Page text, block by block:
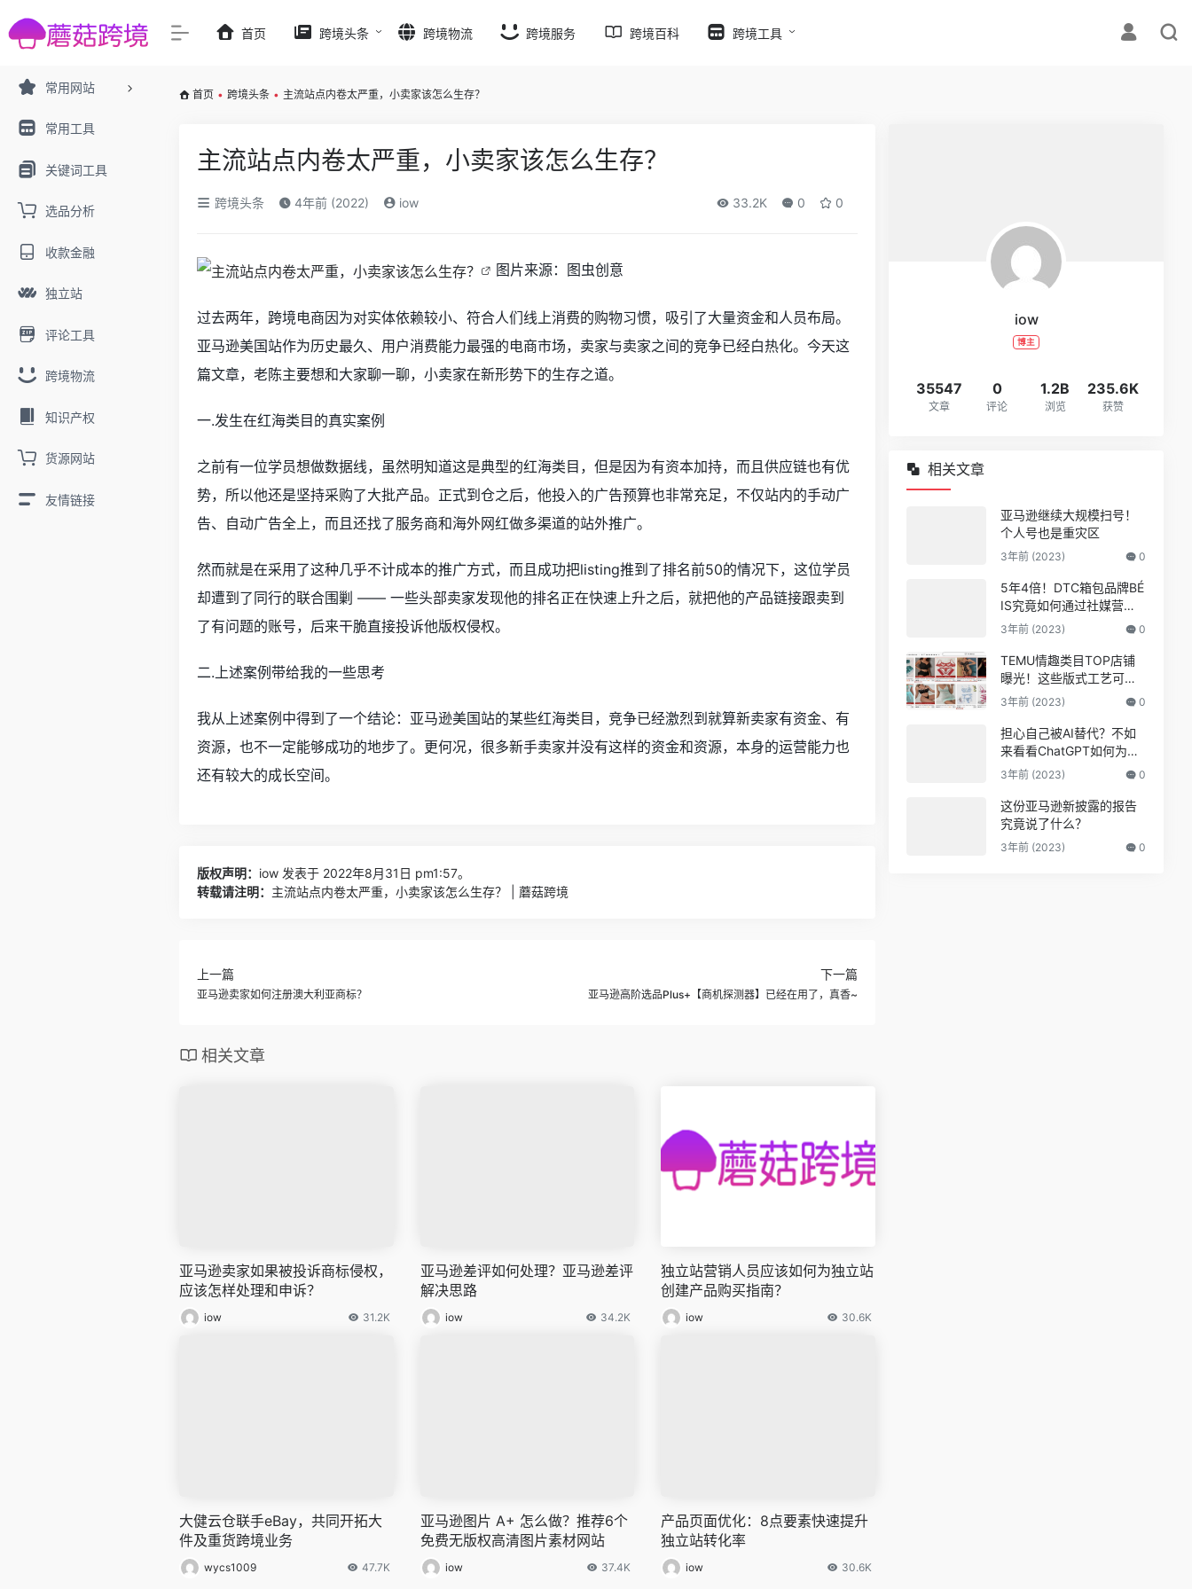
常用网站
常用工具
关键词工具
选品分析
收款金融
独立站
评论工具
跨境物流
知识产权
货源网站
友情链接
首页 跨境头条 跨境物流 跨境服务 跨境百科 跨境工具
首页 • 跨境头条 • 主流站点内卷太严重，小卖家该怎么生存？
主流站点内卷太严重，小卖家该怎么生存？
跨境头条 4年前 (2022) iow 33.2K 0 0
图片来源：图虫创意
过去两年，跨境电商因为对实体依赖较小、符合人们线上消费的购物习惯，吸引了大量资金和人员布局。
亚马逊美国站作为历史最久、用户消费能力最强的电商市场，卖家与卖家之间的竞争已经白热化。今天这
篇文章，老陈主要想和大家聊一聊，小卖家在新形势下的生存之道。
一.发生在红海类目的真实案例
之前有一位学员想做数据线，虽然明知道这是典型的红海类目，但是因为有资本加持，而且供应链也有优
势，所以他还是坚持采购了大批产品。正式到仓之后，他投入的广告预算也非常充足，不仅站内的手动广
告、自动广告全上，而且还找了服务商和海外网红做多渠道的站外推广。
然而就是在采用了这种几乎不计成本的推广方式，而且成功把listing推到了排名前50的情况下，这位学员
却遭到了同行的联合围剿 —— 一些头部卖家发现他的排名正在快速上升之后，就把他的产品链接跟卖到
了有问题的账号，后来干脆直接投诉他版权侵权。
二.上述案例带给我的一些思考
我从上述案例中得到了一个结论：亚马逊美国站的某些红海类目，竞争已经激烈到就算新卖家有资金、有
资源，也不一定能够成功的地步了。更何况，很多新手卖家并没有这样的资金和资源，本身的运营能力也
还有较大的成长空间。
版权声明： iow 发表于 2022年8月31日 pm1:57。
转载请注明： 主流站点内卷太严重，小卖家该怎么生存？ | 蘑菇跨境
上一篇
亚马逊卖家如何注册澳大利亚商标？
下一篇
亚马逊高阶选品Plus+【商机探测器】已经在用了，真香~
相关文章
亚马逊卖家如果被投诉商标侵权，
应该怎样处理和申诉？
iow 31.2K
亚马逊差评如何处理？亚马逊差评
解决思路
iow 34.2K
独立站营销人员应该如何为独立站
创建产品购买指南？
iow 30.6K
大健云仓联手eBay，共同开拓大
件及重货跨境业务
wycs1009 47.7K
亚马逊图片 A+ 怎么做？推荐6个
免费无版权高清图片素材网站
iow 37.4K
产品页面优化：8点要素快速提升
独立站转化率
iow 30.6K
iow
博主
35547
文章
0
评论
1.2B
浏览
235.6K
获赞
相关文章
亚马逊继续大规模扫号！
个人号也是重灾区
3年前 (2023) 0
5年4倍！DTC箱包品牌BÉ
IS究竟如何通过社媒营销
收获逆势上涨！
3年前 (2023) 0
TEMU情趣类目TOP店铺
曝光！这些版式工艺可能
爆
3年前 (2023) 0
担心自己被AI替代？不如
来看看ChatGPT如何为亚
马逊人所用
3年前 (2023) 0
这份亚马逊新披露的报告
究竟说了什么？
3年前 (2023) 0